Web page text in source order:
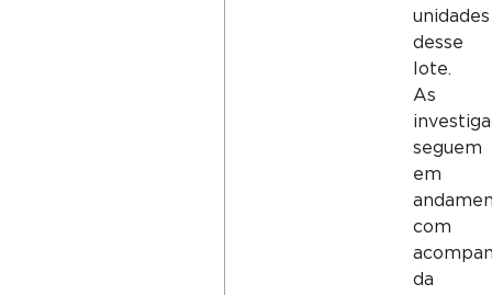
unidades
desse
lote.
As
seguem
em
com
da